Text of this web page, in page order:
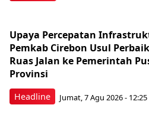
Headline
Upaya Percepatan
Pemkab Cirebon Usul
Ruas Jalan ke Pemerintah
Provinsi
Jumat, 7 Agu 2026 - 12:25